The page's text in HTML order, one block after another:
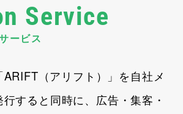
Service
ービス
（アリフト）」を自社メ
すると同時に、広告・集客・